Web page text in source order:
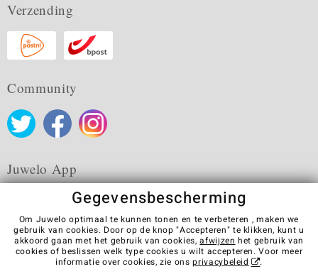
Verzending
Community
Juwelo App
Algemene verkoopvoorwaarden Privacybeleid
Cookies
Colofon
Contact Contract herroepen
Gegevensbescherming
Om Juwelo optimaal te kunnen tonen en te verbeteren , maken we
gebruik van cookies. Door op de knop "Accepteren" te klikken, kunt u
akkoord gaan met het gebruik van cookies,afwijzen het gebruik van
cookies of beslissen welk type cookies u wilt accepteren. Voor meer
informatie over cookies, zie onsprivacybeleid .